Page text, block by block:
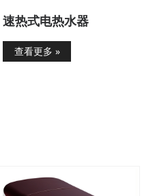
速热式电热水器
查看更多 »